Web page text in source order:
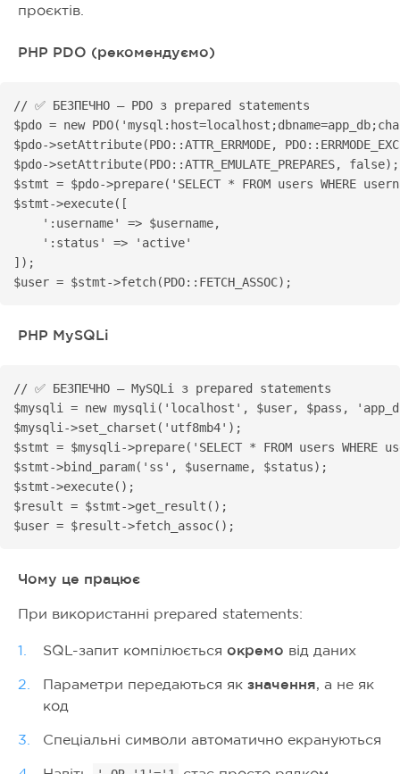
проєктів.
PHP PDO (рекомендуємо)
// ✅ БЕЗПЕЧНО — PDO з prepared statements
$pdo = new
$pdo->setAttribute(PDO::ATTR_ERRMODE,
$pdo->setAttribute(PDO::ATTR_EMULATE_PREPARES,
$stmt = $pdo->prepare('SELECT * FROM users WHERE
$stmt->execute([
    ':username' => $username,
    ':status' => 'active'
]);
$user = $stmt->fetch(PDO::FETCH_ASSOC);
PHP MySQLi
// ✅ БЕЗПЕЧНО — MySQLi з prepared statements
$mysqli = new mysqli('localhost', $user, $pass,
$mysqli->set_charset('utf8mb4');
$stmt = $mysqli->prepare('SELECT * FROM users
$stmt->bind_param('ss', $username, $status);
$stmt->execute();
$result = $stmt->get_result();
$user = $result->fetch_assoc();
Чому це працює
При використанні prepared statements:
SQL-запит компілюється окремо від даних
Параметри передаються як значення, а не як
код
Спеціальні символи автоматично екрануються